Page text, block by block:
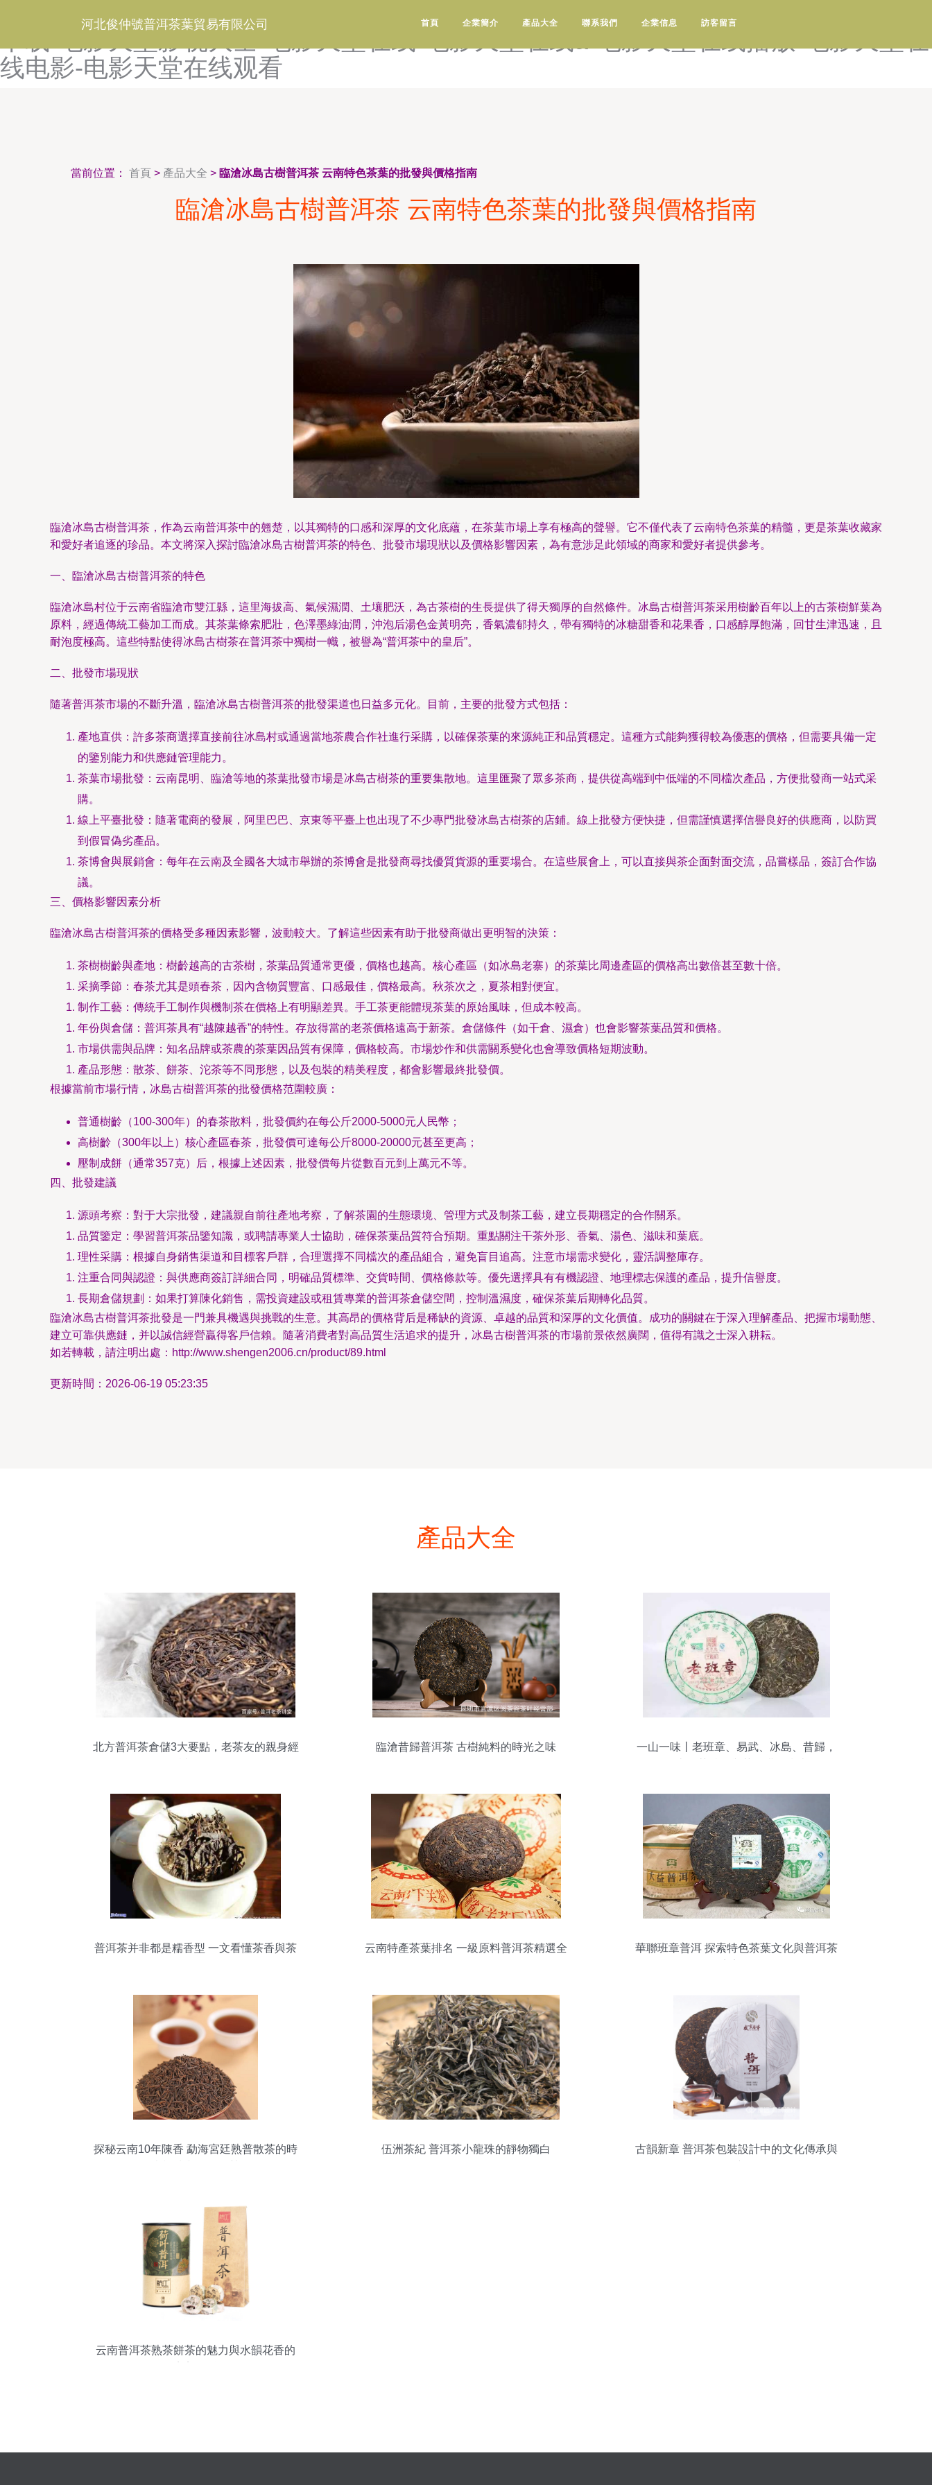
电影天堂迅雷下载免费下载-电影天堂阳光-电影天堂阳光电影-电影天堂阳光电影迅雷
线电影-电影天堂在线观看
河北俊仲號普洱茶葉貿易有限公司 首頁 企業簡介 產品大全 聯系我們 企業信息 訪客留言
當前位置： 首頁 > 產品大全 > 臨滄冰島古樹普洱茶 云南特色茶葉的批發與價格指南
臨滄冰島古樹普洱茶 云南特色茶葉的批發與價格指南
臨滄冰島古樹普洱茶，作為云南普洱茶中的翹楚，以其獨特的口感和深厚的文化底蘊，在茶葉市場上享有極高的聲譽。它不僅代表了云南特色茶葉的精髓，更是茶葉收藏家
和愛好者追逐的珍品。本文將深入探討臨滄冰島古樹普洱茶的特色、批發市場現狀以及價格影響因素，為有意涉足此領域的商家和愛好者提供參考。
一、臨滄冰島古樹普洱茶的特色
臨滄冰島村位于云南省臨滄市雙江縣，這里海拔高、氣候濕潤、土壤肥沃，為古茶樹的生長提供了得天獨厚的自然條件。冰島古樹普洱茶采用樹齡百年以上的古茶樹鮮葉為
原料，經過傳統工藝加工而成。其茶葉條索肥壯，色澤墨綠油潤，沖泡后湯色金黃明亮，香氣濃郁持久，帶有獨特的冰糖甜香和花果香，口感醇厚飽滿，回甘生津迅速，且
耐泡度極高。這些特點使得冰島古樹茶在普洱茶中獨樹一幟，被譽為“普洱茶中的皇后”。
二、批發市場現狀
隨著普洱茶市場的不斷升溫，臨滄冰島古樹普洱茶的批發渠道也日益多元化。目前，主要的批發方式包括：
產地直供：許多茶商選擇直接前往冰島村或通過當地茶農合作社進行采購，以確保茶葉的來源純正和品質穩定。這種方式能夠獲得較為優惠的價格，但需要具備一定
的鑒別能力和供應鏈管理能力。
茶葉市場批發：云南昆明、臨滄等地的茶葉批發市場是冰島古樹茶的重要集散地。這里匯聚了眾多茶商，提供從高端到中低端的不同檔次產品，方便批發商一站式采
購。
線上平臺批發：隨著電商的發展，阿里巴巴、京東等平臺上也出現了不少專門批發冰島古樹茶的店鋪。線上批發方便快捷，但需謹慎選擇信譽良好的供應商，以防買
到假冒偽劣產品。
茶博會與展銷會：每年在云南及全國各大城市舉辦的茶博會是批發商尋找優質貨源的重要場合。在這些展會上，可以直接與茶企面對面交流，品嘗樣品，簽訂合作協
議。
三、價格影響因素分析
臨滄冰島古樹普洱茶的價格受多種因素影響，波動較大。了解這些因素有助于批發商做出更明智的決策：
茶樹樹齡與產地：樹齡越高的古茶樹，茶葉品質通常更優，價格也越高。核心產區（如冰島老寨）的茶葉比周邊產區的價格高出數倍甚至數十倍。
采摘季節：春茶尤其是頭春茶，因內含物質豐富、口感最佳，價格最高。秋茶次之，夏茶相對便宜。
制作工藝：傳統手工制作與機制茶在價格上有明顯差異。手工茶更能體現茶葉的原始風味，但成本較高。
年份與倉儲：普洱茶具有“越陳越香”的特性。存放得當的老茶價格遠高于新茶。倉儲條件（如干倉、濕倉）也會影響茶葉品質和價格。
市場供需與品牌：知名品牌或茶農的茶葉因品質有保障，價格較高。市場炒作和供需關系變化也會導致價格短期波動。
產品形態：散茶、餅茶、沱茶等不同形態，以及包裝的精美程度，都會影響最終批發價。
根據當前市場行情，冰島古樹普洱茶的批發價格范圍較廣：
普通樹齡（100-300年）的春茶散料，批發價約在每公斤2000-5000元人民幣；
高樹齡（300年以上）核心產區春茶，批發價可達每公斤8000-20000元甚至更高；
壓制成餅（通常357克）后，根據上述因素，批發價每片從數百元到上萬元不等。
四、批發建議
源頭考察：對于大宗批發，建議親自前往產地考察，了解茶園的生態環境、管理方式及制茶工藝，建立長期穩定的合作關系。
品質鑒定：學習普洱茶品鑒知識，或聘請專業人士協助，確保茶葉品質符合預期。重點關注干茶外形、香氣、湯色、滋味和葉底。
理性采購：根據自身銷售渠道和目標客戶群，合理選擇不同檔次的產品組合，避免盲目追高。注意市場需求變化，靈活調整庫存。
注重合同與認證：與供應商簽訂詳細合同，明確品質標準、交貨時間、價格條款等。優先選擇具有有機認證、地理標志保護的產品，提升信譽度。
長期倉儲規劃：如果打算陳化銷售，需投資建設或租賃專業的普洱茶倉儲空間，控制溫濕度，確保茶葉后期轉化品質。
臨滄冰島古樹普洱茶批發是一門兼具機遇與挑戰的生意。其高昂的價格背后是稀缺的資源、卓越的品質和深厚的文化價值。成功的關鍵在于深入理解產品、把握市場動態、
建立可靠供應鏈，并以誠信經營贏得客戶信賴。隨著消費者對高品質生活追求的提升，冰島古樹普洱茶的市場前景依然廣闊，值得有識之士深入耕耘。
如若轉載，請注明出處：http://www.shengen2006.cn/product/89.html
更新時間：2026-06-19 05:23:35
產品大全
北方普洱茶倉儲3大要點，老茶友的親身經
臨滄昔歸普洱茶 古樹純料的時光之味
一山一味丨老班章、易武、冰島、昔歸，
普洱茶并非都是糯香型 一文看懂茶香與茶
云南特產茶葉排名 一級原料普洱茶精選全
華聯班章普洱 探索特色茶葉文化與普洱茶
探秘云南10年陳香 勐海宮廷熟普散茶的時
伍洲茶紀 普洱茶小龍珠的靜物獨白
古韻新章 普洱茶包裝設計中的文化傳承與
云南普洱茶熟茶餅茶的魅力與水韻花香的